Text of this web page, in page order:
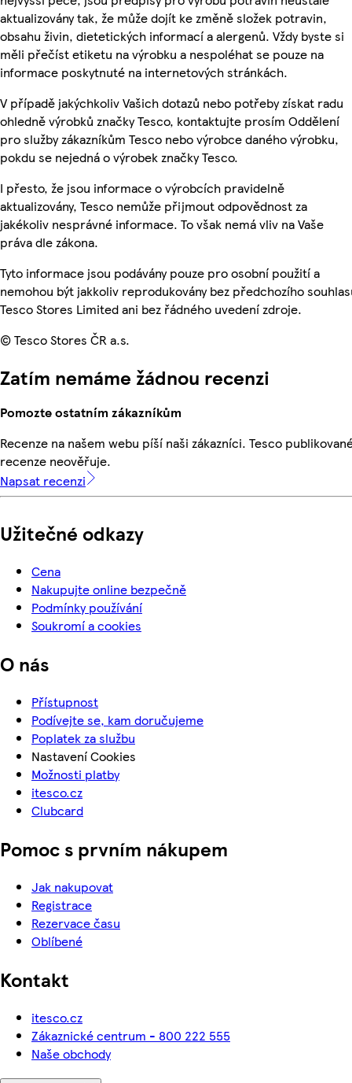
aktualizovány tak, že může dojít ke změně složek potravin,
obsahu živin, dietetických informací a alergenů. Vždy byste si
měli přečíst etiketu na výrobku a nespoléhat se pouze na
informace poskytnuté na internetových stránkách.
V případě jakýchkoliv Vašich dotazů nebo potřeby získat radu
ohledně výrobků značky Tesco, kontaktujte prosím Oddělení
pro služby zákazníkům Tesco nebo výrobce daného výrobku,
pokdu se nejedná o výrobek značky Tesco.
I přesto, že jsou informace o výrobcích pravidelně
aktualizovány, Tesco nemůže přijmout odpovědnost za
jakékoliv nesprávné informace. To však nemá vliv na Vaše
práva dle zákona.
Tyto informace jsou podávány pouze pro osobní použití a
nemohou být jakkoliv reprodukovány bez předchozího
Tesco Stores Limited ani bez řádného uvedení zdroje.
© Tesco Stores ČR a.s.
Zatím nemáme žádnou recenzi
Pomozte ostatním zákazníkům
Recenze na našem webu píší naši zákazníci. Tesco
recenze neověřuje.
Napsat recenzi
Užitečné odkazy
Cena
Nakupujte online bezpečně
Podmínky používání
Soukromí a cookies
O nás
Přístupnost
Podívejte se, kam doručujeme
Poplatek za službu
Nastavení Cookies
Možnosti platby
itesco.cz
Clubcard
Pomoc s prvním nákupem
Jak nakupovat
Registrace
Rezervace času
Oblíbené
Kontakt
itesco.cz
Zákaznické centrum - 800 222 555
Naše obchody